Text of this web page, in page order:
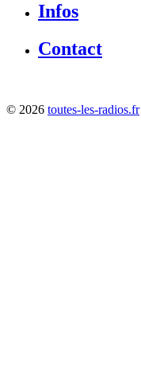
Infos
Contact
© 2026 toutes-les-radios.fr